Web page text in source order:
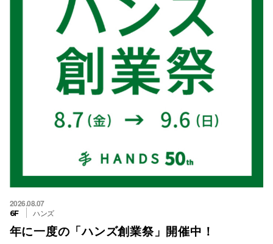
2026.08.07
6F ハンズ
年に一度の「ハンズ創業祭」開催中！